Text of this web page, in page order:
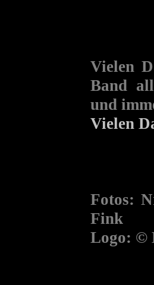
Vielen
Band
und
Vielen
Fotos:
Fink
Logo: ©